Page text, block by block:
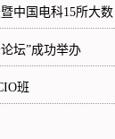
中国电科15所大数
坛”成功举办
班